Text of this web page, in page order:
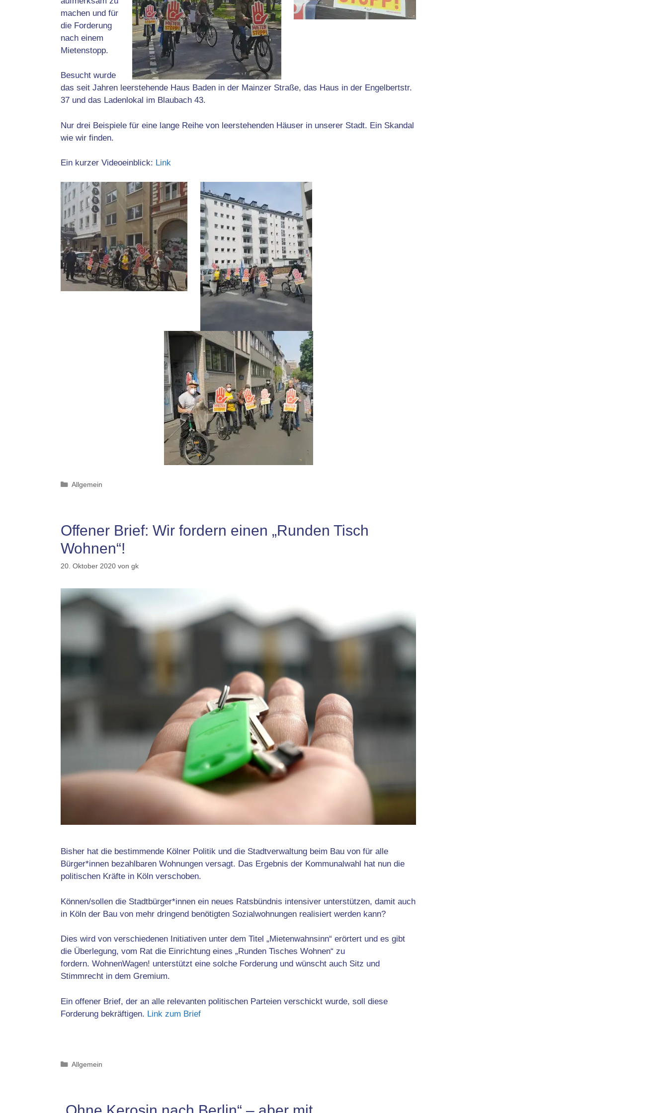
machen und für
die Forderung
nach einem
Mietenstopp.
Besucht wurde
das seit Jahren leerstehende Haus Baden in der Mainzer Straße, das Haus in der Engelbertstr.
37 und das Ladenlokal im Blaubach 43.
Nur drei Beispiele für eine lange Reihe von leerstehenden Häuser in unserer Stadt. Ein Skandal
wie wir finden.
Ein kurzer Videoeinblick: Link
Kategorien
Allgemein
Offener Brief: Wir fordern einen „Runden Tisch
Wohnen“!
20. Oktober 2020 von gk
Bisher hat die bestimmende Kölner Politik und die Stadtverwaltung beim Bau von für alle
Bürger*innen bezahlbaren Wohnungen versagt. Das Ergebnis der Kommunalwahl hat nun die
politischen Kräfte in Köln verschoben.
Können/sollen die Stadtbürger*innen ein neues Ratsbündnis intensiver unterstützen, damit auch
in Köln der Bau von mehr dringend benötigten Sozialwohnungen realisiert werden kann?
Dies wird von verschiedenen Initiativen unter dem Titel „Mietenwahnsinn“ erörtert und es gibt
die Überlegung, vom Rat die Einrichtung eines „Runden Tisches Wohnen“ zu
fordern. WohnenWagen! unterstützt eine solche Forderung und wünscht auch Sitz und
Stimmrecht in dem Gremium.
Ein offener Brief, der an alle relevanten politischen Parteien verschickt wurde, soll diese
Forderung bekräftigen. Link zum Brief
Kategorien
Allgemein